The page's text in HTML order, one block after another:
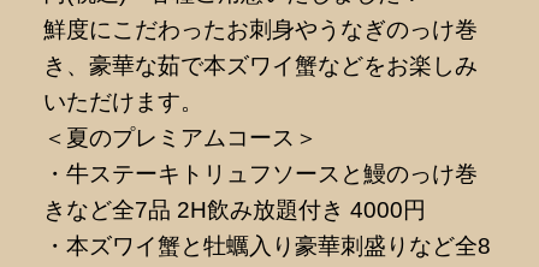
鮮度にこだわったお刺身やうなぎのっけ巻
き、豪華な茹で本ズワイ蟹などをお楽しみ
いただけます。
＜夏のプレミアムコース＞
・牛ステーキトリュフソースと鰻のっけ巻
きなど全7品 2H飲み放題付き 4000円
・本ズワイ蟹と牡蠣入り豪華刺盛りなど全8